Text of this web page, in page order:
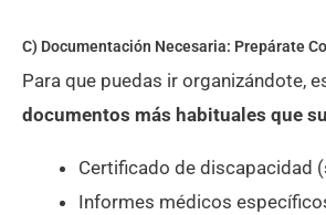
C) Documentación Necesaria: Prepárate
Para que puedas ir organizándote,
documentos más habituales que
Certificado de discapacidad
Informes médicos